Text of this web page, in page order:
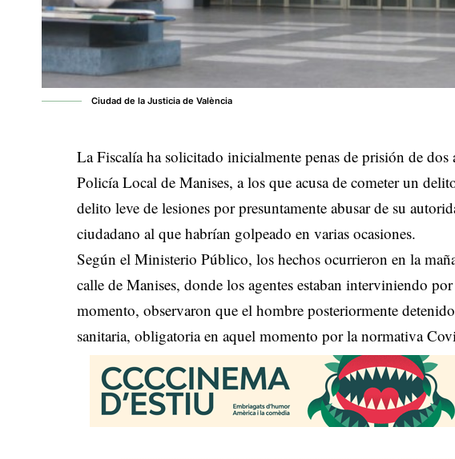
Ciudad de la Justicia de València
La Fiscalía ha solicitado inicialmente penas de prisión de dos
Policía Local de Manises, a los que acusa de cometer un
delito leve de lesiones por presuntamente abusar de su
ciudadano al que habrían golpeado en varias ocasiones.
Según el Ministerio Público, los hechos ocurrieron en la
calle de Manises, donde los agentes estaban interviniendo
momento, observaron que el hombre posteriormente
sanitaria, obligatoria en aquel momento por la normativa